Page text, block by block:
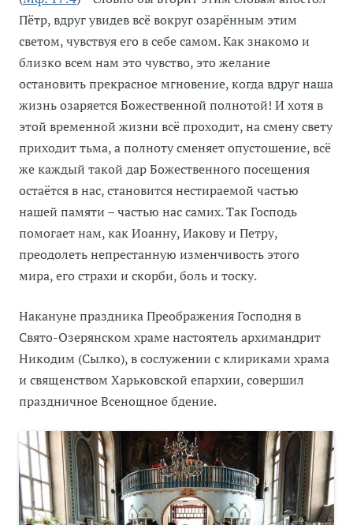
Пётр, вдруг увидев всё вокруг озарённым этим
светом, чувствуя его в себе самом. Как знакомо и
близко всем нам это чувство, это желание
остановить прекрасное мгновение, когда вдруг наша
жизнь озаряется Божественной полнотой! И хотя в
этой временной жизни всё проходит, на смену свету
приходит тьма, а полноту сменяет опустошение, всё
же каждый такой дар Божественного посещения
остаётся в нас, становится нестираемой частью
нашей памяти – частью нас самих. Так Господь
помогает нам, как Иоанну, Иакову и Петру,
преодолеть непрестанную изменчивость этого
мира, его страхи и скорби, боль и тоску.
Накануне праздника Преображения Господня в
Свято-Озерянском храме настоятель архимандрит
Никодим (Сылко), в сослужении с клириками храма
и священством Харьковской епархии, совершил
праздничное Всенощное бдение.